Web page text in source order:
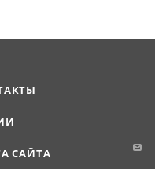
САЙТА